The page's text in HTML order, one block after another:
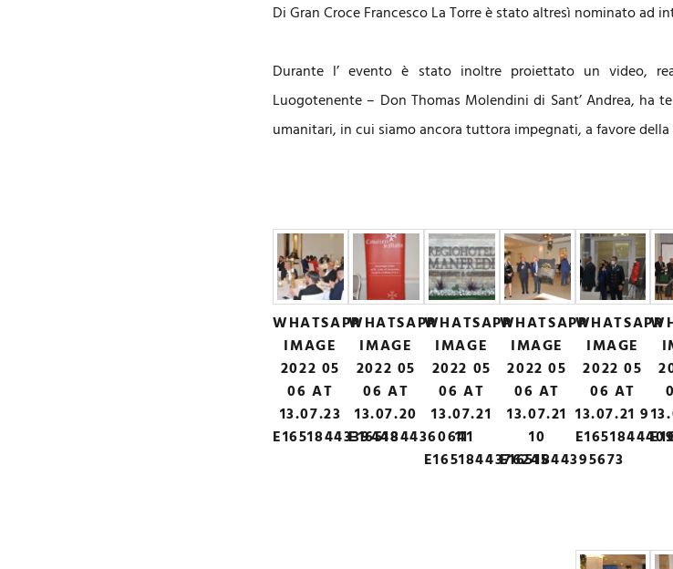
Di Gran Croce Francesco La Torre è stato altresì nominato ad
Durante l’ evento è stato inoltre proiettato un video,
Luogotenente – Don Thomas Molendini di Sant’ Andrea, ha
umanitari, in cui siamo ancora tuttora impegnati, a favore
WHATSAPP
IMAGE
2022 05
06 AT
13.07.23
E1651844339448
WHATSAPP
IMAGE
2022 05
06 AT
13.07.20
E1651844360641
WHATSAPP
IMAGE
2022 05
06 AT
13.07.21
11
E1651844376245
WHATSAPP
IMAGE
2022 05
06 AT
13.07.21
10
E1651844395673
WHATSAPP
IMAGE
2022 05
06 AT
13.07.21 9